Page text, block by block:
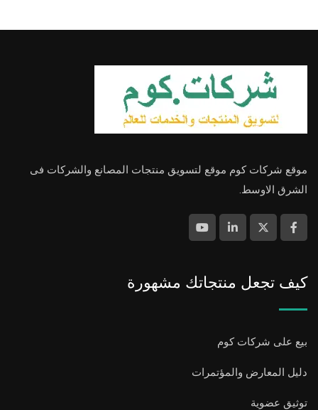
موقع شركات كوم موقع لتسويق منتجات المصانع والشركات فى
الشرق الاوسط.
كيف تجعل منتجاتك مشهورة
بيع على شركات كوم
دليل المعارض والمؤتمرات
توثيق عضوية